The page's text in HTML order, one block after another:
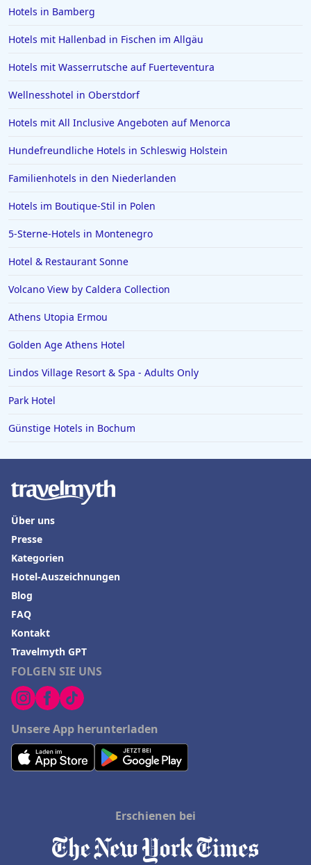
Hotels in Bamberg
Hotels mit Hallenbad in Fischen im Allgäu
Hotels mit Wasserrutsche auf Fuerteventura
Wellnesshotel in Oberstdorf
Hotels mit All Inclusive Angeboten auf Menorca
Hundefreundliche Hotels in Schleswig Holstein
Familienhotels in den Niederlanden
Hotels im Boutique-Stil in Polen
5-Sterne-Hotels in Montenegro
Hotel & Restaurant Sonne
Volcano View by Caldera Collection
Athens Utopia Ermou
Golden Age Athens Hotel
Lindos Village Resort & Spa - Adults Only
Park Hotel
Günstige Hotels in Bochum
FOLGEN SIE UNS
Unsere App herunterladen
Über uns
Presse
Kategorien
Hotel-Auszeichnungen
Blog
FAQ
Kontakt
Travelmyth GPT
Erschienen bei